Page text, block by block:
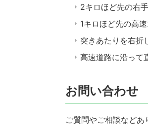
2キロほど先の右
1キロほど先の高
突きあたりを右折
高速道路に沿って
お問い合わせ
ご質問やご相談などあ